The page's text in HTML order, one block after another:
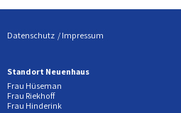
Datenschutz Impressum
Standort Neuenhaus
Frau Hüseman
Frau Riekhoff
Frau Hinderink